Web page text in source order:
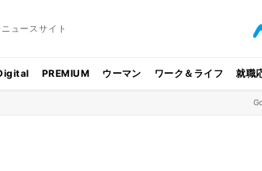
ュースサイト
PREMIUM ウーマン ワーク＆ライフ 就職